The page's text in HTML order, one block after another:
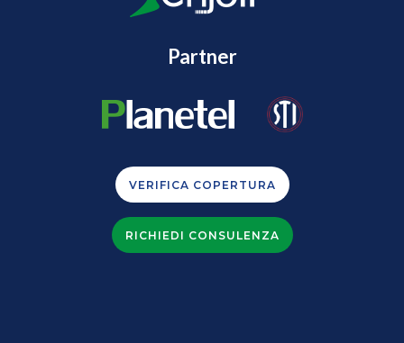
Partner
VERIFICA COPERTURA
RICHIEDI CONSULENZA